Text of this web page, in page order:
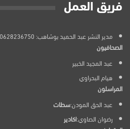
فريق العمل
مدير النشر عبد الحميد بوشاهب: 0628236750
الصحافيون
عبد المجيد الخبير
هيام البحراوي
المراسلون
عبد الحق المودن:سطات
رضوان الصاوي:اكادير